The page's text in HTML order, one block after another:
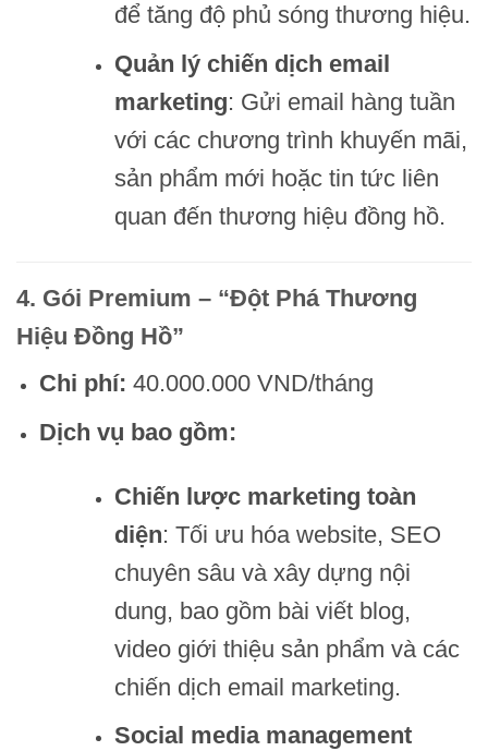
để tăng độ phủ sóng thương hiệu.
Quản lý chiến dịch email
marketing: Gửi email hàng tuần
với các chương trình khuyến mãi,
sản phẩm mới hoặc tin tức liên
quan đến thương hiệu đồng hồ.
4. Gói Premium – “Đột Phá Thương
Hiệu Đồng Hồ”
Chi phí: 40.000.000 VND/tháng
Dịch vụ bao gồm:
Chiến lược marketing toàn
diện: Tối ưu hóa website, SEO
chuyên sâu và xây dựng nội
dung, bao gồm bài viết blog,
video giới thiệu sản phẩm và các
chiến dịch email marketing.
Social media management